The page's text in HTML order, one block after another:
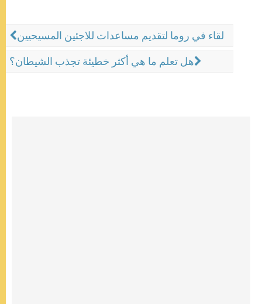
لقاء في روما لتقديم مساعدات للاجئين المسيحيين
هل تعلم ما هي أكثر خطيئة تجذب الشيطان؟